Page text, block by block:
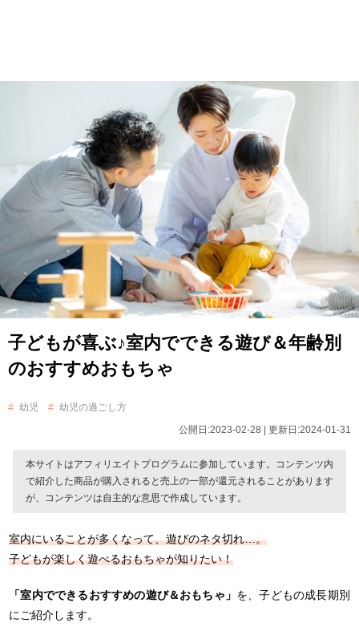
子どもが喜ぶ♪室内でできる遊び＆年齢別
のおすすめおもちゃ
幼児
幼児の過ごし方
公開日:2023-02-28 | 更新日:2024-01-31
本サイトはアフィリエイトプログラムに参加しています。コンテンツ内
で紹介した商品が購入されると売上の一部が還元されることがあります
が、コンテンツは自主的な意思で作成しています。
室内にいることが多くなって、遊びのネタ切れ…。
子どもが楽しく遊べるおもちゃが知りたい！
「室内でできるおすすめの遊び＆おもちゃ」 を、子どもの成長期別
にご紹介します。